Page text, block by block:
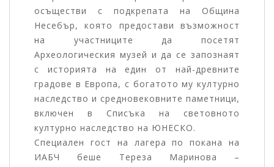
осъществи с подкрепата на Община
Несебър, която предостави възможност
на участниците да посетят
Археологическия музей и да се запознаят
с историята на един от най-древните
градове в Европа, с богатото му културно
наследство и средновековните паметници,
включен в Списъка на световното
културно наследство на ЮНЕСКО.
Специален гост на лагера по покана на
ИАБЧ беше Тереза Маринова –